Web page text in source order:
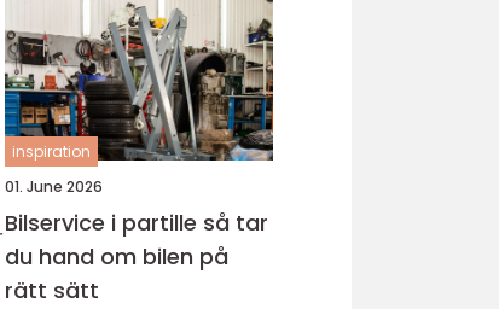
inspiration
01. June 2026
Bilservice i partille så tar
du hand om bilen på
rätt sätt